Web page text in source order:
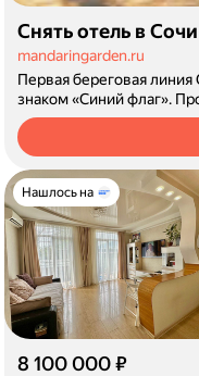
Снять отель в Сочи
mandaringarden.ru
Первая береговая
знаком «Синий флаг».
Нашлось на
8 100 000 ₽